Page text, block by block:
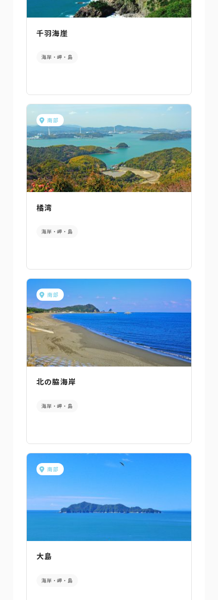
千羽海崖
海岸・岬・島
南部
橘湾
海岸・岬・島
南部
北の脇海岸
海岸・岬・島
南部
大島
海岸・岬・島